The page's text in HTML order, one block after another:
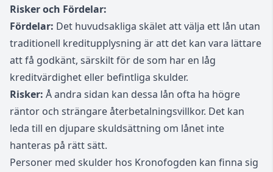
Risker och Fördelar:
Fördelar: Det huvudsakliga skälet att välja ett lån utan
traditionell kreditupplysning är att det kan vara lättare
att få godkänt, särskilt för de som har en låg
kreditvärdighet eller befintliga skulder.
Risker: Å andra sidan kan dessa lån ofta ha högre
räntor och strängare återbetalningsvillkor. Det kan
leda till en djupare skuldsättning om lånet inte
hanteras på rätt sätt.
Personer med skulder hos Kronofogden kan finna sig